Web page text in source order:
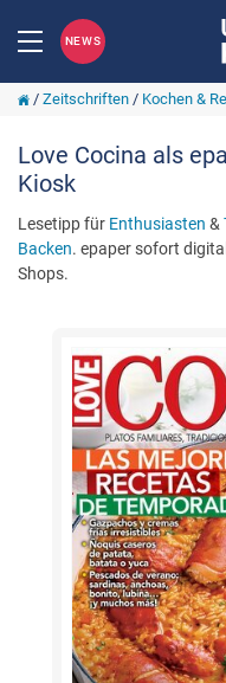
NEWS
/ Zeitschriften/ Kochen &
Love Cocina als
Kiosk
Lesetipp für Enthusiasten &
Backen. epaper sofort
Shops.